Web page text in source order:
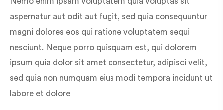
aspernatur aut odit aut fugit, sed quia consequuntur
magni dolores eos qui ratione voluptatem sequi
nesciunt. Neque porro quisquam est, qui dolorem
ipsum quia dolor sit amet consectetur, adipisci velit,
sed quia non numquam eius modi tempora incidunt ut
labore et dolore